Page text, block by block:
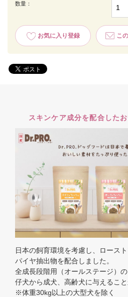
数量：
お気に入り登録 こ
スキンケア成分を配合した
日本の飼育環境を考慮し、ロース
パイヤ抽出物を配合しました。
全成長段階用（オールステージ）の
仔犬から成犬、高齢犬に与えること
※体重30kg以上の大型犬を除く